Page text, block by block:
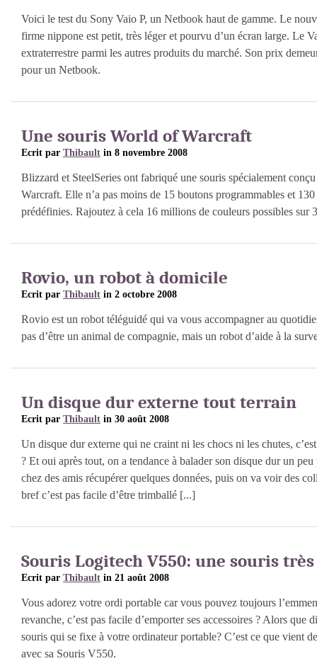
Voici le test du Sony Vaio P, un Netbook haut de gamme. Le
firme nippone est petit, très léger et pourvu d’un écran large. Le
extraterrestre parmi les autres produits du marché. Son prix
pour un Netbook.
Une souris World of Warcraft
Ecrit par Thibault in 8 novembre 2008
Blizzard et SteelSeries ont fabriqué une souris spécialement
Warcraft. Elle n’a pas moins de 15 boutons programmables et
prédéfinies. Rajoutez à cela 16 millions de couleurs possibles sur
Rovio, un robot à domicile
Ecrit par Thibault in 2 octobre 2008
Rovio est un robot téléguidé qui va vous accompagner au
pas d’être un animal de compagnie, mais un robot d’aide à la
Un disque dur externe tout terrain
Ecrit par Thibault in 30 août 2008
Un disque dur externe qui ne craint ni les chocs ni les chutes,
? Et oui après tout, on a tendance à balader son disque dur un peu
chez des amis récupérer quelques données, puis on va voir des
bref c’est pas facile d’être trimballé [...]
Souris Logitech V550: une souris
Ecrit par Thibault in 21 août 2008
Vous adorez votre ordi portable car vous pouvez toujours
revanche, c’est pas facile d’emporter ses accessoires ? Alors que
souris qui se fixe à votre ordinateur portable? C’est ce que vient
avec sa Souris V550.